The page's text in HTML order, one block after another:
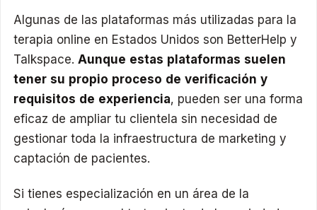
Algunas de las plataformas más utilizadas para la
terapia online en Estados Unidos son BetterHelp y
Talkspace.Aunque estas plataformas suelen
tener su propio proceso de verificación y
requisitos de experiencia, pueden ser una forma
eficaz de ampliar tu clientela sin necesidad de
gestionar toda la infraestructura de marketing y
captación de pacientes.
Si tienes especialización en un área de la